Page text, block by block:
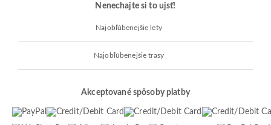
Nenechajte si to ujsť!
Najobľúbenejšie lety
Najobľúbenejšie trasy
Akceptované spôsoby platby